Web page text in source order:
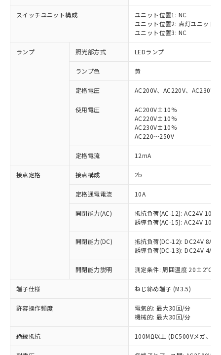
スイッチユニット構成
ユニット位置1: NC
ユニット位置2: 点灯ユニット
ユニット位置3: NC
ランプ 照光部方式 LEDランプ
ランプ色 黄
定格電圧 AC200V、AC220V、AC230V
使用電圧
AC200V±10%
AC220V±10%
AC230V±10%
AC220～250V
定格電流 12mA
接点定格 接点構成 2b
定格通電電流 10A
開閉能力(AC)
抵抗負荷(AC-12): AC24V 10A/
誘導負荷(AC-15): AC24V
開閉能力(DC)
抵抗負荷(DC-12): DC24V 8A/
誘導負荷(DC-13): DC24V 4A/
開閉能力説明 測定条件: 周囲温度 20±2℃、
端子仕様 ねじ締め端子 (M3.5)
許容操作頻度
電気的: 最大30回/分
機械的: 最大30回/分
絶縁抵抗 100MΩ以上 (DC500Vメガ、点
以下の条件をお読みいただき、同意のうえ
本サービスは、当社制御機器事業取扱
商品の当社在庫状況および標準価格
(税抜)を提供させていただくもので
本サービスの対象外となる商品もある
ことをご了承ください。
在庫状況および標準価格照会結果は、
記載している更新日時点での社内デー
タに基づき作成されるものであり、閲
覧された時点での実際の在庫および標
対応済み：EU RoHS指令（10物質）の
非含有に対応した製品が提供可能な商品で
対応予定：EU RoHS指令（10物質）の非含
有に対応した製品に切り替える予定のある
対応予定なし：EU RoHS指令（10物質）の
非含有に非対応の商品で、対応品を出す予
調査・確認中：EU RoHS指令（10物質）の
非含有の対応状況を調査中または確認中の
非該当品：ライセンス料など無形物で、有
害物質有無と関係のない商品です。
仕入先様の事情により、非含有部品として
いたものが、含有品と判明した場合などや
むを得ず変更することがあります。
鉛(Pb) 1000ppm以下、 水銀(Hg) 1000ppm以下、 カド
六価クロム(Cr(Ⅵ)) 1000ppm以下、ポリ臭化ビフェニル
※1 中国RoHS○×表
「○」：最大均質材料含有率が中国RoHSの
基準値以下であることを示します。
「×」：最大均質材料含有率が中国RoHSの
基準値を超えていることを示します。
「－」：未確認です。当社販売部門へお問
*中国RoHS10物質の基準値 (GB/T26572)：
Pb(鉛) :1000ppm、 Hg(水銀) : 1000ppm、 Cd(カドミウ
当社は、これら貴社製品のうち、外国
為替および外国貿易法に定める商品
（以下｢規制貨物等」という）を輸出
または国外への提供する場合は、日本
国政府の輸出許可(または役務取引許
可)を取得するなどの必要な手続きを